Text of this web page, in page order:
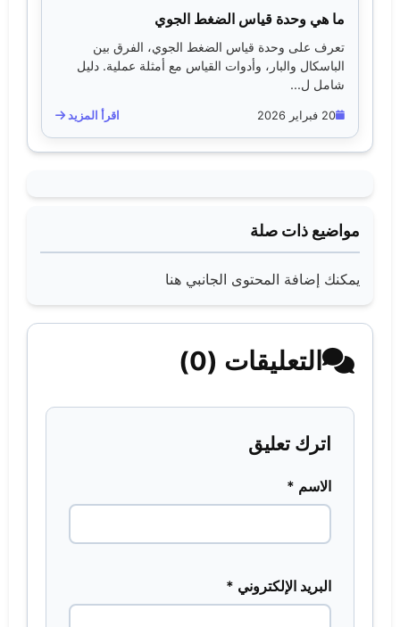
ما هي وحدة قياس الضغط الجوي
تعرف على وحدة قياس الضغط الجوي، الفرق بين
الباسكال والبار، وأدوات القياس مع أمثلة عملية. دليل
شامل ل...
20 فبراير 2026 اقرأ المزيد
مواضيع ذات صلة
يمكنك إضافة المحتوى الجانبي هنا
التعليقات (0)
اترك تعليق
الاسم *
البريد الإلكتروني *